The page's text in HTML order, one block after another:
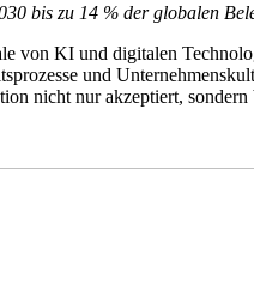
bis zu 14 % der globalen
von KI und digitalen
und
nicht nur akzeptiert, sondern